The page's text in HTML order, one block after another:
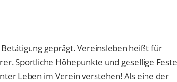
geprägt. Vereinsleben heißt für
Sportliche Höhepunkte und gesellige Feste
Leben im Verein verstehen! Als eine der